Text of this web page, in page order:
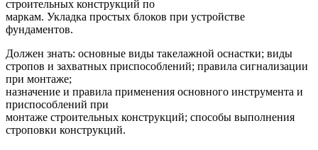
строительных конструкций по
маркам. Укладка простых блоков при устройстве
фундаментов.
Должен знать: основные виды такелажной оснастки; виды
стропов и захватных приспособлений; правила сигнализации
при монтаже;
назначение и правила применения основного инструмента и
приспособлений при
монтаже строительных конструкций; способы выполнения
строповки конструкций.